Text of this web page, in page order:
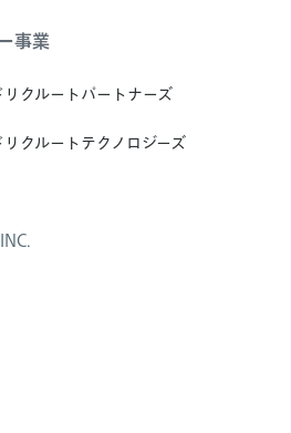
事業
クルートパートナーズ
クルートテクノロジーズ